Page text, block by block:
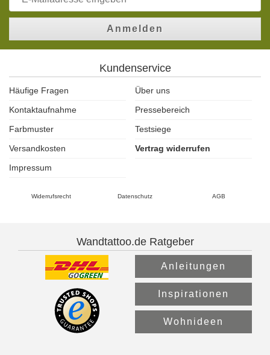
Anmelden
Kundenservice
Häufige Fragen
Über uns
Kontaktaufnahme
Pressebereich
Farbmuster
Testsiege
Versandkosten
Vertrag widerrufen
Impressum
Widerrufsrecht Datenschutz AGB
Wandtattoo.de Ratgeber
Anleitungen
Inspirationen
Wohnideen